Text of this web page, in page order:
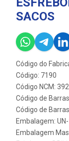
SACOS
Código do
Código: 7190
Código NCM:
Código de
Código de
Embalagem:
Embalagem